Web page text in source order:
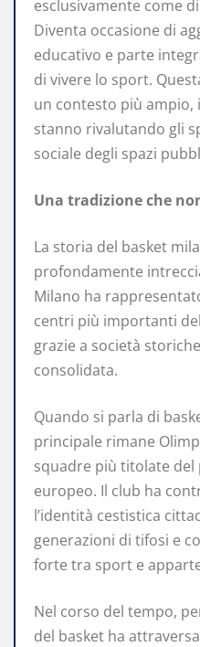
esclusivamente come
Diventa occasione di
educativo e parte
di vivere lo sport.
un contesto più ampio,
stanno rivalutando gli
sociale degli spazi
Una tradizione che
La storia del basket
profondamente
Milano ha
centri più importanti
grazie a società
consolidata.
Quando si parla di
principale rimane
squadre più titolate del
europeo. Il club ha
l’identità cestistica
generazioni di tifosi e
forte tra sport e
Nel corso del tempo,
del basket ha